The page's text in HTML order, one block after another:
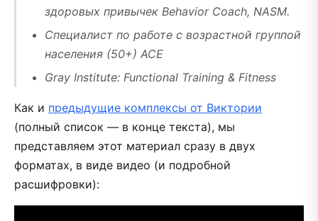
здоровых привычек Behavior Coach, NASM.
Специалист по работе с возрастной группой
населения (50+) АСЕ
Gray Institute: Functional Training & Fitness
Как и предыдущие комплексы от Виктории
(полный список — в конце текста), мы
представляем этот материал сразу в двух
форматах, в виде видео (и подробной
расшифровки):